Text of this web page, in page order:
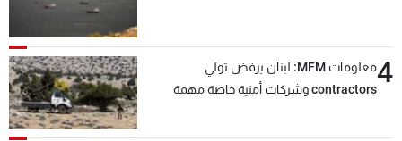
4
معلومات MFM: لبنان يرفض تولي
contractors وشركات أمنية خاصة مهمة